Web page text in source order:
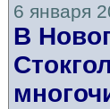
6 января
В